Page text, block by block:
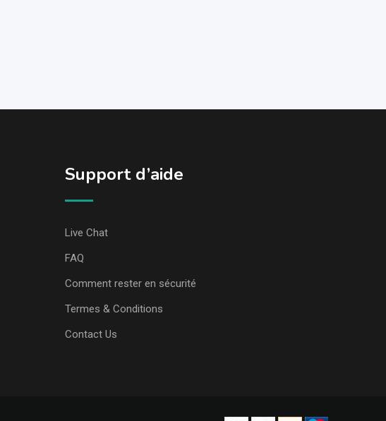
Support d’aide
Live Chat
FAQ
Comment rester en sécurité
Termes & Conditions
Contact Us